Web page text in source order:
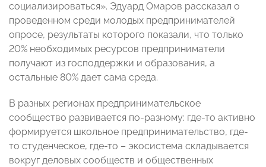
социализироваться». Эдуард Омаров рассказал о
проведенном среди молодых предпринимателей
опросе, результаты которого показали, что только
20% необходимых ресурсов предприниматели
получают из господдержки и образования, а
остальные 80% дает сама среда.
В разных регионах предпринимательское
сообщество развивается по-разному: где-то активно
формируется школьное предпринимательство, где-
то студенческое, где-то – экосистема складывается
вокруг деловых сообществ и общественных